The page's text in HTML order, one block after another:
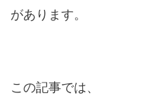
があります。
この記事では、